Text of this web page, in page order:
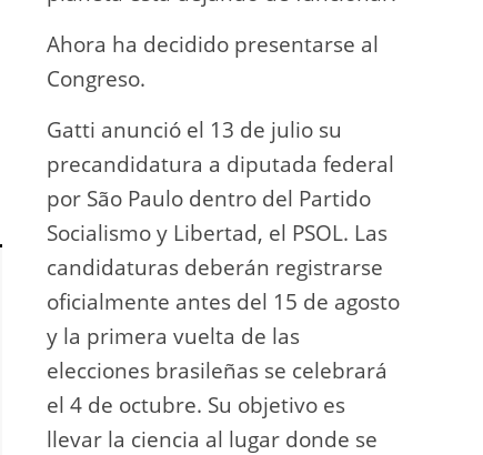
Ahora ha decidido presentarse al
Congreso.
Gatti anunció el 13 de julio su
precandidatura a diputada federal
por São Paulo dentro del Partido
Socialismo y Libertad, el PSOL. Las
candidaturas deberán registrarse
oficialmente antes del 15 de agosto
y la primera vuelta de las
elecciones brasileñas se celebrará
el 4 de octubre. Su objetivo es
llevar la ciencia al lugar donde se